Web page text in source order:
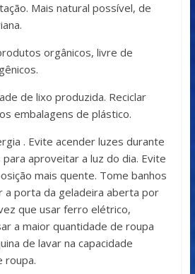
Mais natural possível, de
orgânicos, livre de
de lixo produzida. Reciclar
embalagens de plástico.
. Evite acender luzes durante
aproveitar a luz do dia. Evite
mais quente. Tome banhos
a porta da geladeira aberta por
que usar ferro elétrico,
a maior quantidade de roupa
de lavar na capacidade
roupa.